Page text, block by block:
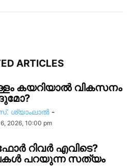
ARTICLES
കയറിയാൽ വികസനം
ശ്യാംലാൽ -
2026, 10:00 pm
റിവർ എവിടെ?
പറയുന്ന സത്യം